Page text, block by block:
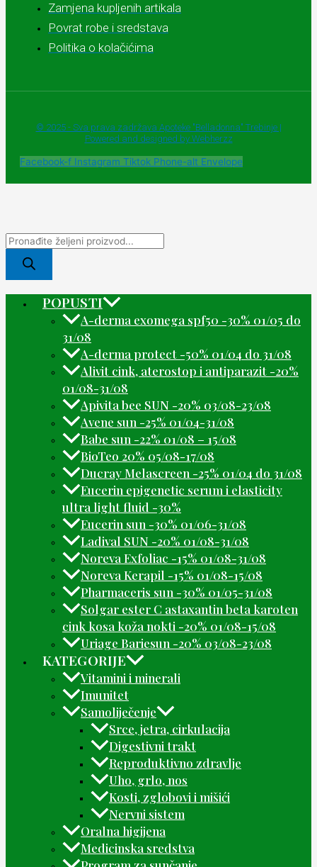
Zamjena kupljenih artikala
Povrat robe i sredstava
Politika o kolačićima
© 2025 - Sva prava zadržava Apoteke "Belladonna" Trebinje |
Powered and designed by Webherzz
Facebook-f Instagram Tiktok Phone-alt Envelope
POPUSTI
A-derma exomega spf50 -30% 01/05 do
31/08
A-derma protect -50% 01/04 do 31/08
Alivit cink, aterostop i antiparazit -20%
01/08-31/08
Apivita bee SUN -20% 03/08-23/08
Avene sun -25% 01/04-31/08
Babe sun -22% 01/08 – 15/08
BioTeo 20% 05/08-17/08
Ducray Melascreen -25% 01/04 do 31/08
Eucerin epigenetic serum i elasticity
ultra light fluid -30%
Eucerin sun -30% 01/06-31/08
Ladival SUN -20% 01/08-31/08
Noreva Exfoliac -15% 01/08-31/08
Noreva Kerapil -15% 01/08-15/08
Pharmaceris sun -30% 01/05-31/08
Solgar ester C astaxantin beta karoten
cink kosa koža nokti -20% 01/08-15/08
Uriage Bariesun -20% 03/08-23/08
KATEGORIJE
Vitamini i minerali
Imunitet
Samoliječenje
Srce, jetra, cirkulacija
Digestivni trakt
Reproduktivno zdravlje
Uho, grlo, nos
Kosti, zglobovi i mišići
Nervni sistem
Oralna higijena
Medicinska sredstva